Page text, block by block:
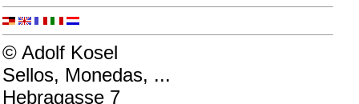
© Adolf Kosel
Sellos, Monedas, ...
Hebragasse 7